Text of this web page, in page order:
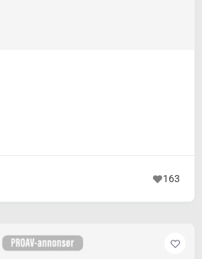
163